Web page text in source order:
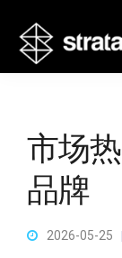
市场
品牌
2026-05-25